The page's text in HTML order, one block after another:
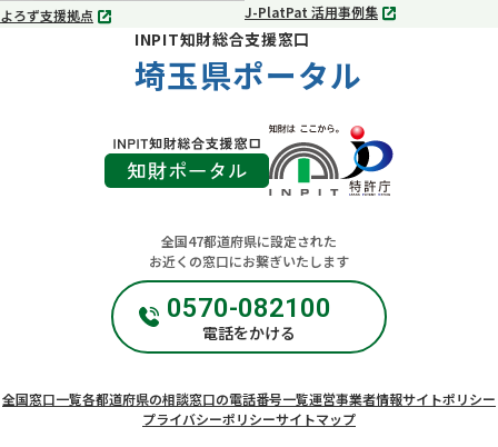
よろず支援拠点
別
J-PlatPat 活用事例集
別
INPIT知財総合支援窓口
埼玉県ポータル
全国47都道府県に設定された
お近くの窓口にお繋ぎいたします
0570-082100
電話をかける
全国窓口一覧各都道府県の相談窓口の電話番号一覧運営事業者情報サイトポリシー
プライバシーポリシーサイトマップ